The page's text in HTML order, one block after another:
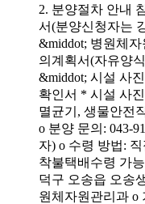
2. 분양절차 안내
서(분양신청자는
&middot; 병원체
의계획서(자유양
&middot; 시설 사
확인서 * 시설 사
멸균기, 생물안전
o 분양 문의: 043-
자) o 수령 방법:
착불택배수령 가
덕구 오송읍 오송
원체자원관리과 o